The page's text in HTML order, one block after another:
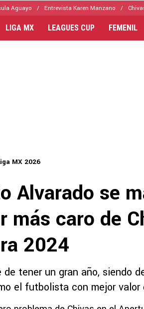
Aguayo Entrevista Karen Manzano
LIGA MX LEAGUES CUP FEMENIL
MX 2026
Alvarado se
más caro de
2024
de tener un gran año, siendo
el futbolista con mejor valor